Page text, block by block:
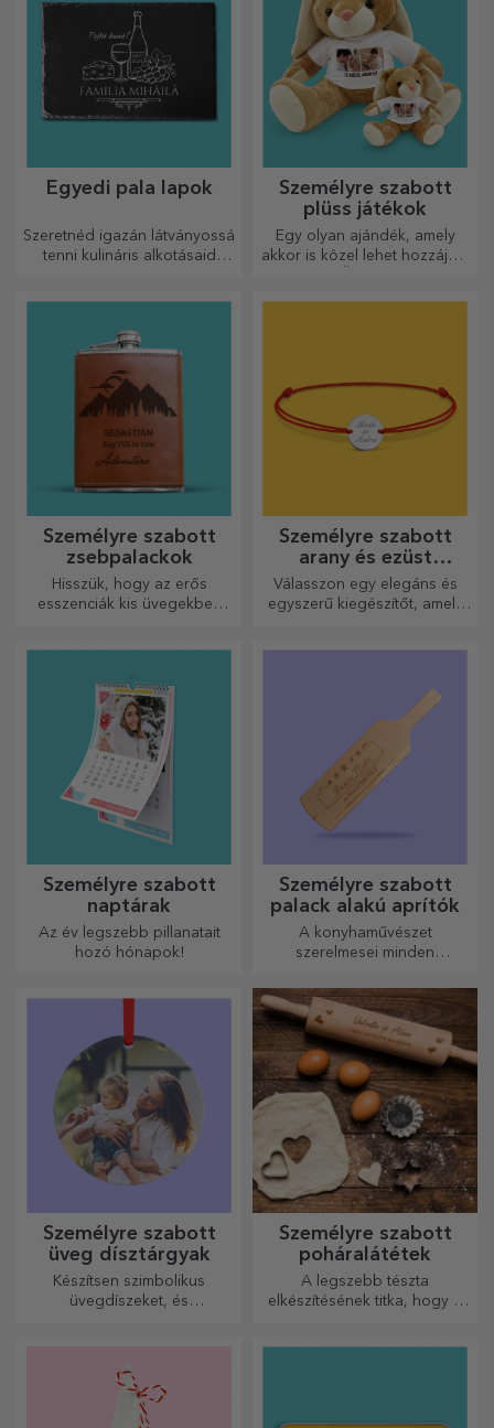
Egyedi pala lapok
Szeretnéd igazán látványossá
tenni kulináris alkotásaid
Személyre szabott
plüss játékok
Egy olyan ajándék, amely
akkor is közel lehet hozzájuk,
Személyre szabott
zsebpalackok
Hisszük, hogy az erős
esszenciák kis üvegekben
Személyre szabott
arany és ezüst
karkötők
Válasszon egy elegáns és
egyszerű kiegészítőt, amely
Személyre szabott
naptárak
Az év legszebb pillanatait
hozó hónapok!
Személyre szabott
palack alakú aprítók
A konyhaművészet
szerelmesei minden
palack alakú aprítók
tökéletesek a kész ételek
tálalásához.
Személyre szabott
üveg dísztárgyak
Készítsen szimbolikus
üvegdíszeket, és
Személyre szabott
poháralátétek
A legszebb tészta
elkészítésének titka, hogy a